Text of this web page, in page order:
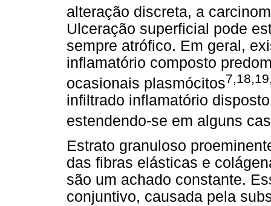
alteração discreta, a
Ulceração superficial pode
sempre atrófico. Em geral,
inflamatório composto
ocasionais plasmócitos
infiltrado inflamatório
estendendo-se em alguns
Estrato granuloso
das fibras elásticas e
são um achado constante.
conjuntivo, causada pela